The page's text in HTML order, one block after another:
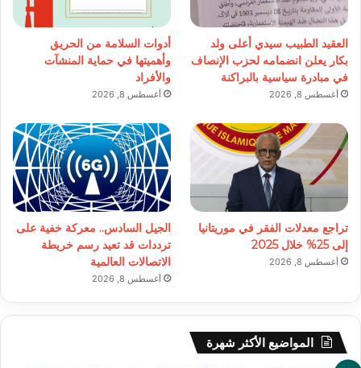
العقيد الطبيب سيدي أعلى ولد
بكار يعلن انضمامه لحزب الإنصاف
في مبادرة سياسية بالبراكنة
أغسطس 8, 2026
أدوات السلامة من الحريق
وأهميتها في حماية المنشآت
والأفراد
أغسطس 8, 2026
تراجع معدلات الفقر في موريتانيا
إلى 25% خلال 2025
أغسطس 8, 2026
الجيل السادس.. معركة خفية على
ترددات قد تعيد رسم خريطة
الاتصالات العالمية
أغسطس 8, 2026
المواضيع الأكثر شهرة